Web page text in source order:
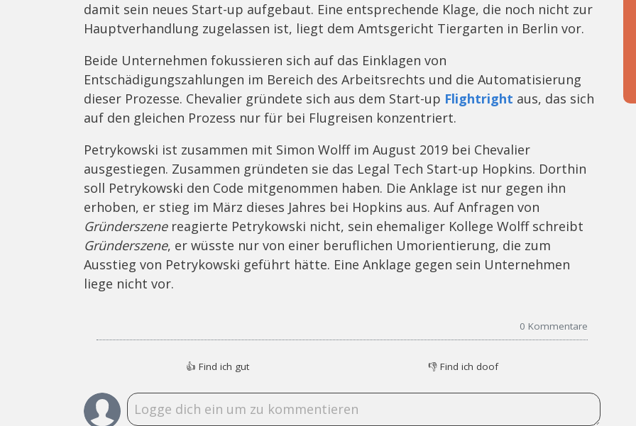
damit sein neues Start-up aufgebaut. Eine entsprechende Klage, die noch nicht zur
Hauptverhandlung zugelassen ist, liegt dem Amtsgericht Tiergarten in Berlin vor.
Beide Unternehmen fokussieren sich auf das Einklagen von
Entschädigungszahlungen im Bereich des Arbeitsrechts und die Automatisierung
dieser Prozesse. Chevalier gründete sich aus dem Start-up Flightright aus, das sich
auf den gleichen Prozess nur für bei Flugreisen konzentriert.
Petrykowski ist zusammen mit Simon Wolff im August 2019 bei Chevalier
ausgestiegen. Zusammen gründeten sie das Legal Tech Start-up Hopkins. Dorthin
soll Petrykowski den Code mitgenommen haben. Die Anklage ist nur gegen ihn
erhoben, er stieg im März dieses Jahres bei Hopkins aus. Auf Anfragen von
Gründerszenereagierte Petrykowski nicht, sein ehemaliger Kollege Wolff schreibt
Gründerszene, er wüsste nur von einer beruflichen Umorientierung, die zum
Ausstieg von Petrykowski geführt hätte. Eine Anklage gegen sein Unternehmen
liege nicht vor.
0 Kommentare
👍 Find ich gut 👎 Find ich doof